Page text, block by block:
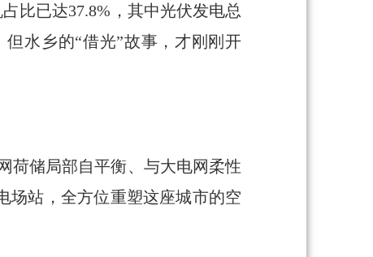
比已达37.8%，其中光伏发电总
水乡的“借光”故事，才刚刚开
荷储局部自平衡、与大电网柔性
场站，全方位重塑这座城市的空